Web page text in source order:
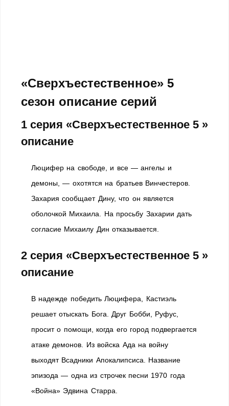
«Сверхъестественное» 5
сезон описание серий
1 серия «Сверхъестественное 5 »
описание
Люцифер на свободе, и все — ангелы и
демоны, — охотятся на братьев Винчестеров.
Захария сообщает Дину, что он является
оболочкой Михаила. На просьбу Захарии дать
согласие Михаилу Дин отказывается.
2 серия «Сверхъестественное 5 »
описание
В надежде победить Люцифера, Кастиэль
решает отыскать Бога. Друг Бобби, Руфус,
просит о помощи, когда его город подвергается
атаке демонов. Из войска Ада на войну
выходят Всадники Апокалипсиса. Название
эпизода — одна из строчек песни 1970 года
«Война» Эдвина Старра.